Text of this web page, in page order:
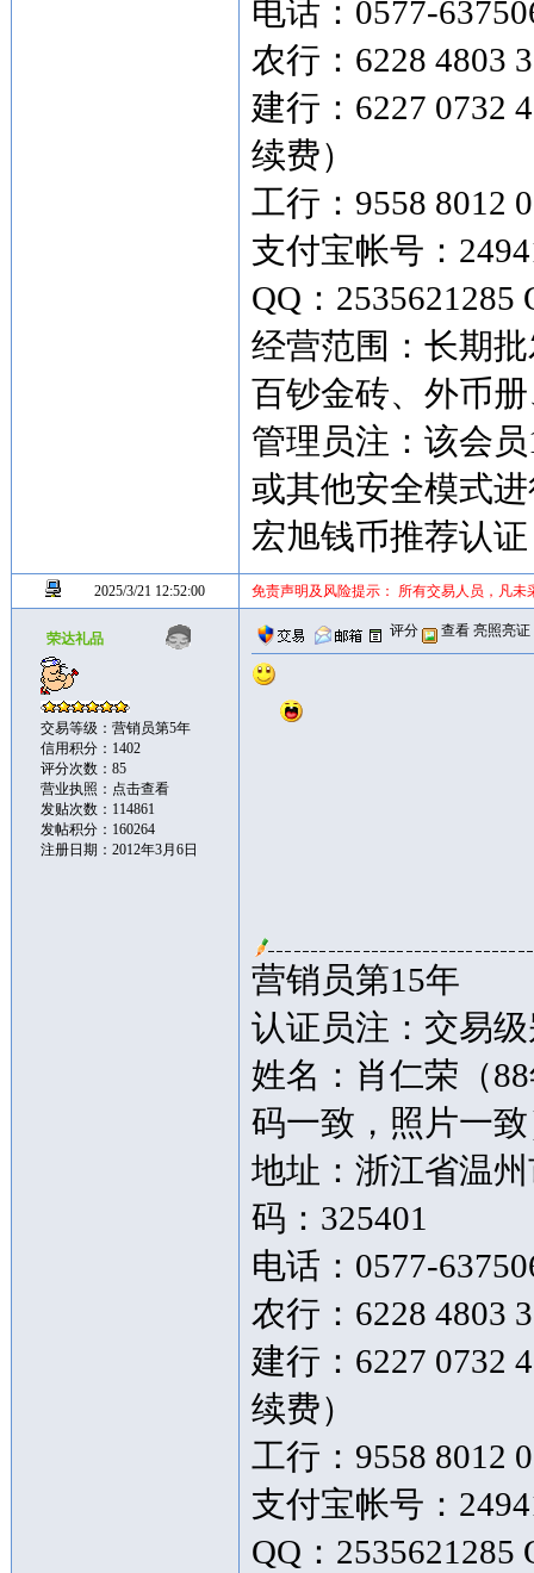
电话：0577-
农行：6228 4803
建行：6227
续费）
工行：9558 8012
支付宝帐号：
QQ：2535621285
经营范围：长期
百钞金砖、外币
管理员注：该会
或其他安全模式
宏旭钱币推荐认证
2025/3/21 12:52:00 免责声明及风险提示： 所有交易人员，凡
荣达礼品
交易等级：营销员第5年
信用积分：1402
评分次数：85
营业执照： 点击查看
发贴次数：114861
发帖积分：160264
注册日期：2012年3月6日
评分 查看 亮照亮证
营销员第15年
认证员注：交易
姓名：肖仁荣（
码一致，照片一
地址：浙江省温
码：325401
电话：0577-
农行：6228 4803
建行：6227
续费）
工行：9558 8012
支付宝帐号：
QQ：2535621285